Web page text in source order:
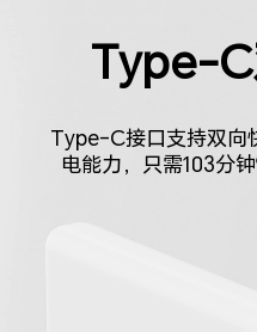
Type-
Type-C接口支持双向
电能力，只需103分钟